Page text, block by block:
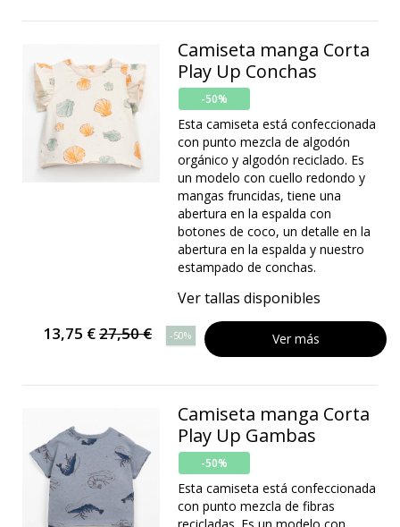
Camiseta manga Corta
Play Up Conchas
-50%
Esta camiseta está confeccionada
con punto mezcla de algodón
orgánico y algodón reciclado. Es
un modelo con cuello redondo y
mangas fruncidas, tiene una
abertura en la espalda con
botones de coco, un detalle en la
abertura en la espalda y nuestro
estampado de conchas.
Ver tallas disponibles
13,75 €27,50 € -50% Ver más
Camiseta manga Corta
Play Up Gambas
-50%
Esta camiseta está confeccionada
con punto mezcla de fibras